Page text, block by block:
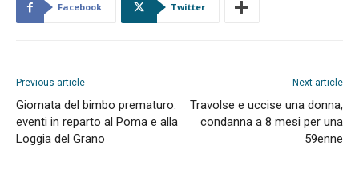
Facebook Twitter
Previous article
Giornata del bimbo prematuro:
eventi in reparto al Poma e alla
Loggia del Grano
Next article
Travolse e uccise una donna,
condanna a 8 mesi per una
59enne